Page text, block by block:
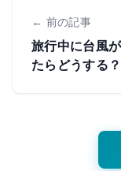
← 前の記事
旅行中に台風
たらどうする